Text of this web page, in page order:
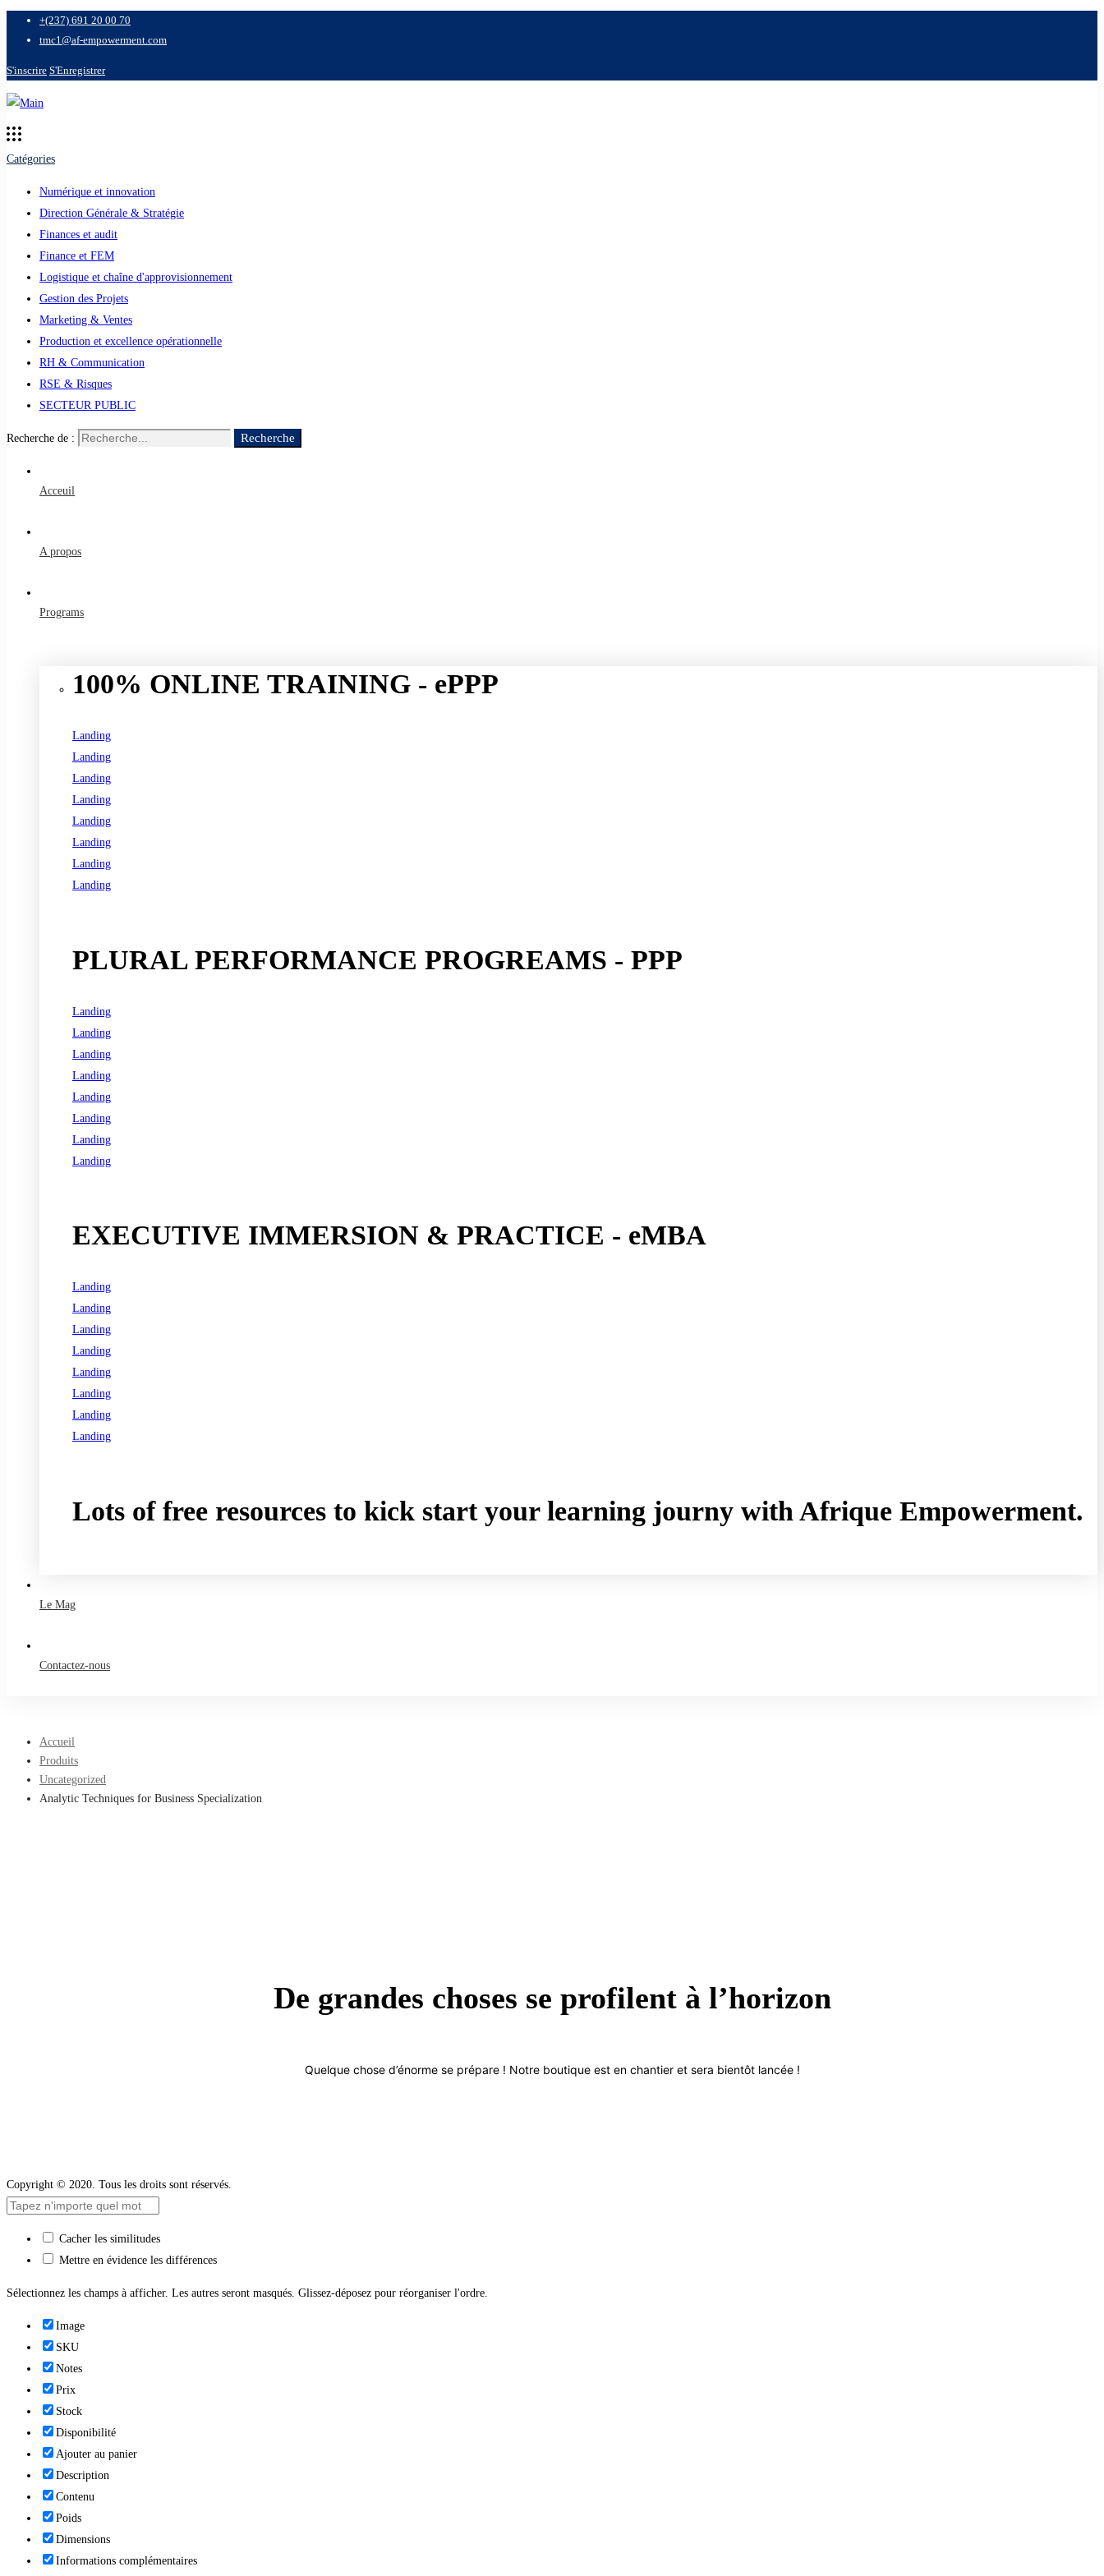
+(237) 691 20 00 70
tmc1@af-empowerment.com
S'inscrire S'Enregistrer
Catégories
Numérique et innovation
Direction Générale & Stratégie
Finances et audit
Finance et FEM
Logistique et chaîne d'approvisionnement
Gestion des Projets
Marketing & Ventes
Production et excellence opérationnelle
RH & Communication
RSE & Risques
SECTEUR PUBLIC
Recherche de : Recherche
Acceuil
A propos
Programs
100% ONLINE TRAINING - ePPP
Landing
Landing
Landing
Landing
Landing
Landing
Landing
Landing
PLURAL PERFORMANCE PROGREAMS - PPP
Landing
Landing
Landing
Landing
Landing
Landing
Landing
Landing
EXECUTIVE IMMERSION & PRACTICE - eMBA
Landing
Landing
Landing
Landing
Landing
Landing
Landing
Landing
Lots of free resources to kick start your learning journy with Afrique Empowerment.
Le Mag
Contactez-nous
Accueil
Produits
Uncategorized
Analytic Techniques for Business Specialization
De grandes choses se profilent à l’horizon
Quelque chose d’énorme se prépare ! Notre boutique est en chantier et sera bientôt lancée !
Copyright © 2020. Tous les droits sont réservés.
Cacher les similitudes
Mettre en évidence les différences
Sélectionnez les champs à afficher. Les autres seront masqués. Glissez-déposez pour réorganiser l'ordre.
Image
SKU
Notes
Prix
Stock
Disponibilité
Ajouter au panier
Description
Contenu
Poids
Dimensions
Informations complémentaires